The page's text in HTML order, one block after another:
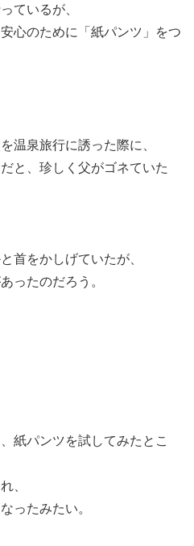
ているが、
心のために「紙パンツ」をつ
温泉旅行に誘った際に、
と、珍しく父がゴネていた
首をかしげていたが、
ったのだろう。
紙パンツを試してみたとこ
、
ったみたい。